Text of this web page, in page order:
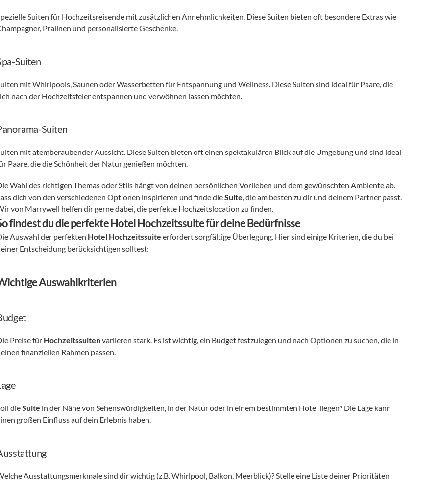
Suiten für Hochzeitsreisende mit zusätzlichen Annehmlichkeiten. Diese Suiten bieten oft besondere Extras wie
Pralinen und personalisierte Geschenke.
Suiten
mit Whirlpools, Saunen oder Wasserbetten für Entspannung und Wellness. Diese Suiten sind ideal für Paare, die
nach der Hochzeitsfeier entspannen und verwöhnen lassen möchten.
Suiten
mit atemberaubender Aussicht. Diese Suiten bieten oft einen spektakulären Blick auf die Umgebung und sind ideal
Paare, die die Schönheit der Natur genießen möchten.
Wahl des richtigen Themas oder Stils hängt von deinen persönlichen Vorlieben und dem gewünschten Ambiente ab.
dich von den verschiedenen Optionen inspirieren und finde die Suite, die am besten zu dir und deinem Partner passt.
von Marrywell helfen dir gerne dabei, die perfekte Hochzeitslocation zu finden.
findest du die perfekte Hotel Hochzeitssuite für deine Bedürfnisse
Auswahl der perfekten Hotel Hochzeitssuite erfordert sorgfältige Überlegung. Hier sind einige Kriterien, die du bei
Entscheidung berücksichtigen solltest:
Auswahlkriterien
Preise für Hochzeitssuiten variieren stark. Es ist wichtig, ein Budget festzulegen und nach Optionen zu suchen, die in
finanziellen Rahmen passen.
die Suite in der Nähe von Sehenswürdigkeiten, in der Natur oder in einem bestimmten Hotel liegen? Die Lage kann
großen Einfluss auf dein Erlebnis haben.
Ausstattungsmerkmale sind dir wichtig (z.B. Whirlpool, Balkon, Meerblick)? Stelle eine Liste deiner Prioritäten